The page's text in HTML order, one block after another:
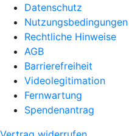
Datenschutz
Nutzungsbedingungen
Rechtliche Hinweise
AGB
Barrierefreiheit
Videolegitimation
Fernwartung
Spendenantrag